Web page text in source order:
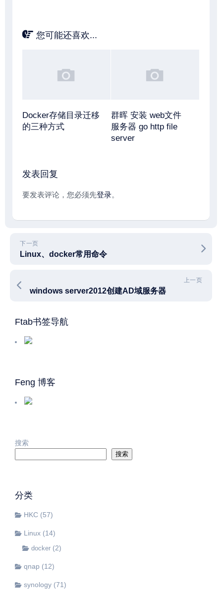
您可能还喜欢...
Docker存储目录迁移
的三种方式
群晖 安装 web文件
服务器 go http file
server
发表回复
要发表评论，您必须先登录。
下一页
Linux、docker常用命令
上一页
windows server2012创建AD域服务器
Ftab书签导航
Feng 博客
搜索
搜索
分类
HKC (57)
Linux (14)
docker (2)
qnap (12)
synology (71)